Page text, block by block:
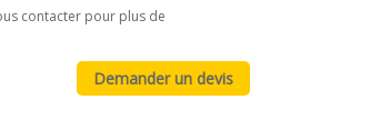
contacter pour plus de